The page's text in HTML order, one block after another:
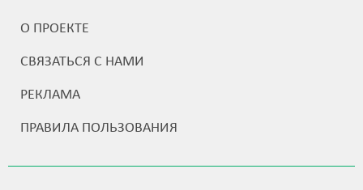
О ПРОЕКТЕ
СВЯЗАТЬСЯ С НАМИ
РЕКЛАМА
ПРАВИЛА ПОЛЬЗОВАНИЯ